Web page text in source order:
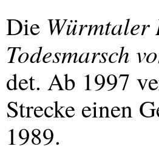
Die Würmtaler
Todesmarsch
det. Ab 1997
Strecke einen
1989.